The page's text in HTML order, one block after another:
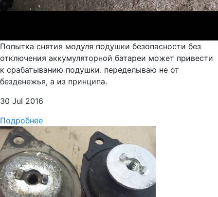
Попытка снятия модуля подушки безопасности без
отключения аккумуляторной батареи может привести
к срабатыванию подушки. переделываю не от
безденежья, а из принципа.
30 Jul 2016
Подробнее